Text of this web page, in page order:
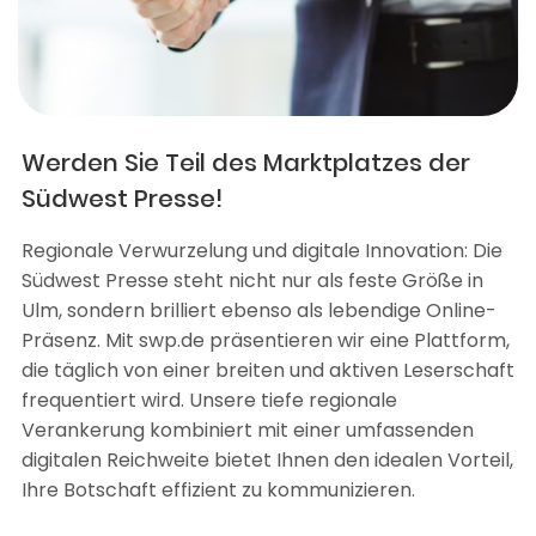
Werden Sie Teil des Marktplatzes der
Südwest Presse!
Regionale Verwurzelung und digitale Innovation: Die
Südwest Presse steht nicht nur als feste Größe in
Ulm, sondern brilliert ebenso als lebendige Online-
Präsenz. Mit swp.de präsentieren wir eine Plattform,
die täglich von einer breiten und aktiven Leserschaft
frequentiert wird. Unsere tiefe regionale
Verankerung kombiniert mit einer umfassenden
digitalen Reichweite bietet Ihnen den idealen Vorteil,
Ihre Botschaft effizient zu kommunizieren.